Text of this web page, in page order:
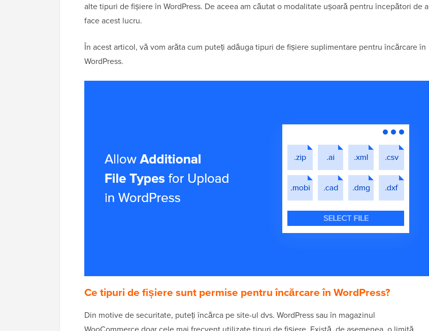
alte tipuri de fișiere în WordPress. De aceea am căutat o modalitate ușoară pentru începători de a
face acest lucru.
În acest articol, vă vom arăta cum puteți adăuga tipuri de fișiere suplimentare pentru încărcare în
WordPress.
Ce tipuri de fișiere sunt permise pentru încărcare în WordPress?
Din motive de securitate, puteți încărca pe site-ul dvs. WordPress sau în magazinul